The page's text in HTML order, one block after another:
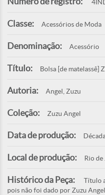
Classe: Acessórios de Moda
Denominação: Acessório
Título: Bolsa [de matelassê]
Autoria: Angel, Zuzu
Coleção: Zuzu Angel
Data de produção:
Local de produção: Rio
Histórico da Peça:
Título
pois não foi dado por Zuzu